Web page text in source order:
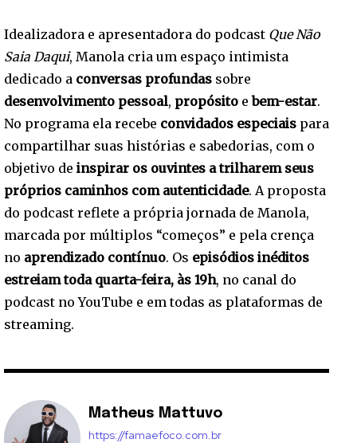
Idealizadora e apresentadora do podcast Que Não
Saia Daqui, Manola cria um espaço intimista
dedicado a conversas profundas sobre
desenvolvimento pessoal, propósito ebem-estar.
No programa ela recebe convidados especiais para
compartilhar suas histórias e sabedorias, com o
objetivo de inspirar os ouvintes a trilharem seus
próprios caminhos com autenticidade. A proposta
do podcast reflete a própria jornada de Manola,
marcada por múltiplos “começos” e pela crença
no aprendizado contínuo. Os episódios inéditos
estreiam toda quarta-feira, às 19h, no canal do
podcast no YouTube e em todas as plataformas de
streaming.
Matheus Mattuvo
https://famaefoco.com.br